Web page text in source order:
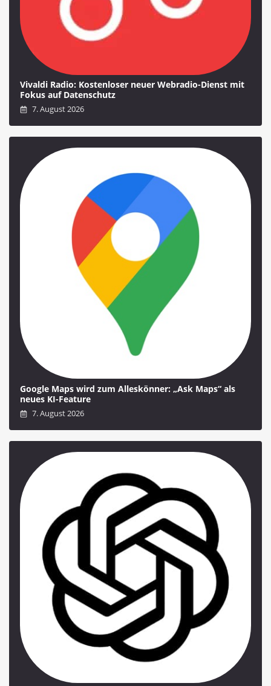
Vivaldi Radio: Kostenloser neuer Webradio-Dienst mit
Fokus auf Datenschutz
7. August 2026
Google Maps wird zum Alleskönner: „Ask Maps“ als
neues KI-Feature
7. August 2026